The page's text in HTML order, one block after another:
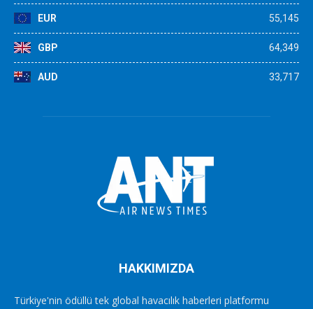
EUR 55,145
GBP 64,349
AUD 33,717
HAKKIMIZDA
Türkiye'nin ödüllü tek global havacılık haberleri platformu